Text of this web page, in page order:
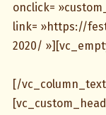
onclick=
link= »https://
2020/
[/